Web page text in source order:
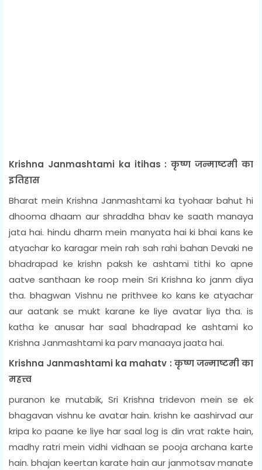
Krishna Janmashtami ka itihas : कृष्ण जन्माष्टमी का
इतिहास
Bharat mein Krishna Janmashtami ka tyohaar bahut hi
dhooma dhaam aur shraddha bhav ke saath manaya
jata hai. hindu dharm mein manyata hai ki bhai kans ke
atyachar ko karagar mein rah sah rahi bahan Devaki ne
bhadrapad ke krishn paksh ke ashtami tithi ko apne
aatve santhaan ke roop mein Sri Krishna ko janm diya
tha. bhagwan Vishnu ne prithvee ko kans ke atyachar
aur aatank se mukt karane ke liye avatar liya tha. is
katha ke anusar har saal bhadrapad ke ashtami ko
Krishna Janmashtami ka parv manaaya jaata hai.
Krishna Janmashtami ka mahatv : कृष्ण जन्माष्टमी का
महत्त्व
puranon ke mutabik, Sri Krishna tridevon mein se ek
bhagavan vishnu ke avatar hain. krishn ke aashirvad aur
kripa ko paane ke liye har saal log is din vrat rakte hain,
madhy ratri mein vidhi vidhaan se pooja archana karte
hain. bhajan keertan karate hain aur janmotsav manate